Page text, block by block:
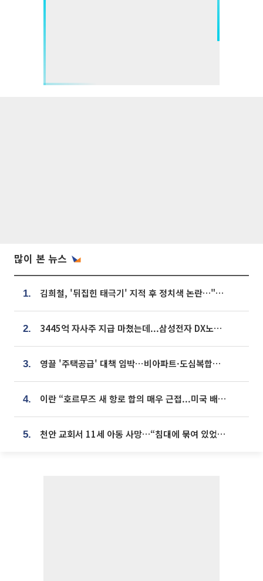
많이 본 뉴스
1. 김희철, '뒤집힌 태극기' 지적 후 정치색 논란…"좌우 떠나 우리나라 국기"
2. 3445억 자사주 지급 마쳤는데...삼성전자 DX노조, 뒤늦은 '떼쓰기 집회'
3. 영끌 '주택공급' 대책 임박⋯비아파트·도심복합까지 총동원
4. 이란 “호르무즈 새 항로 합의 매우 근접...미국 배상 먼저”
5. 천안 교회서 11세 아동 사망…“침대에 묶여 있었다” 진술 확보